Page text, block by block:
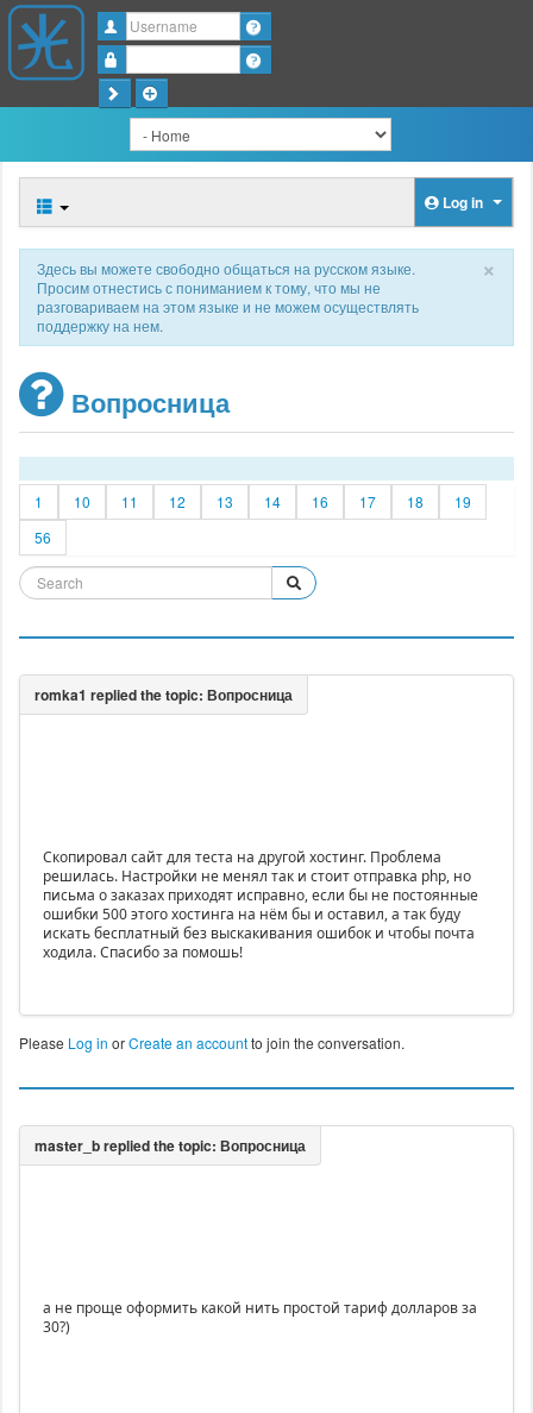
Username
Log in
×
Здесь вы можете свободно общаться на русском языке.
Просим отнестись с пониманием к тому, что мы не
разговариваем на этом языке и не можем осуществлять
поддержку на нем.
Вопросница
1 10 11 12 13 14 16 17 18
19
56
Скопировал сайт для теста на другой хостинг. Проблема
решилась. Настройки не менял так и стоит отправка php, но
письма о заказах приходят исправно, если бы не постоянные
ошибки 500 этого хостинга на нём бы и оставил, а так буду
искать бесплатный без выскакивания ошибок и чтобы почта
ходила. Спасибо за помошь!
Please Log in orCreate an accountto join the conversation.
а не проще оформить какой нить простой тариф долларов за
30?)